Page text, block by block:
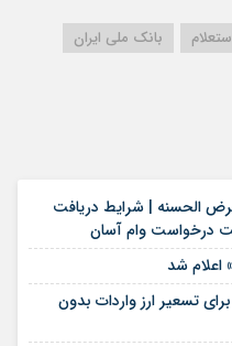
بانک ملی ایران
الحسنه | شرایط دریافت
درخواست وام آسان
اعلام شد
تسعیر ارز واردات بدون